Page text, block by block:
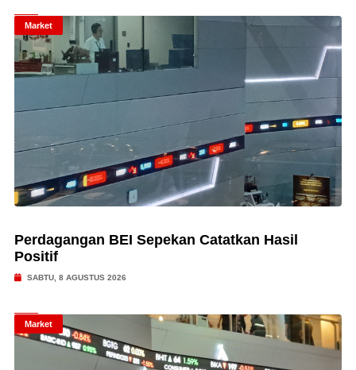
Market
Perdagangan BEI Sepekan Catatkan Hasil
Positif
SABTU, 8 AGUSTUS 2026
Market